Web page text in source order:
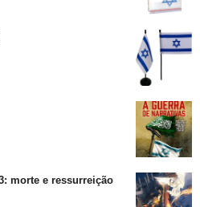
morte e ressurreição